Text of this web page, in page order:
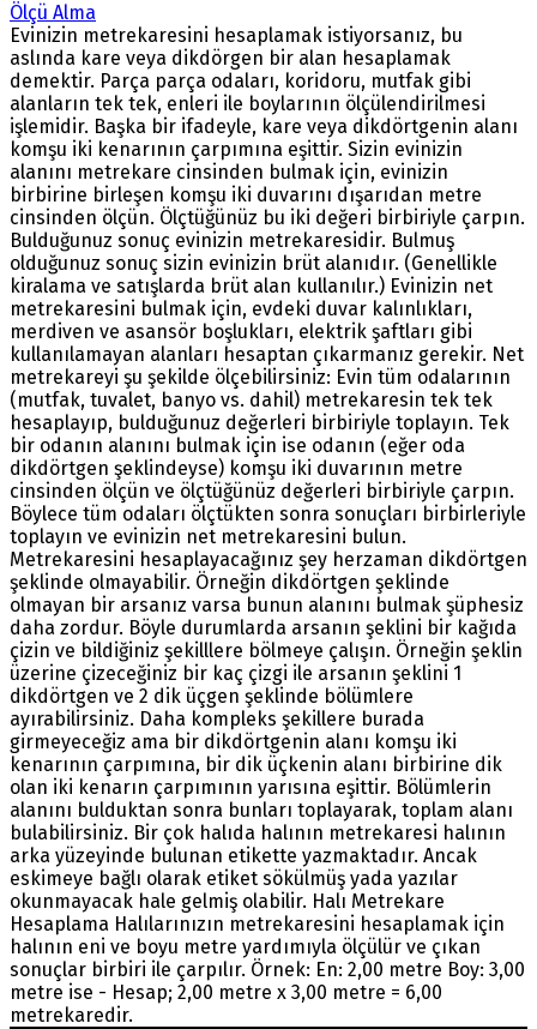
Ölçü Alma
Evinizin metrekaresini hesaplamak istiyorsanız, bu
aslında kare veya dikdörgen bir alan hesaplamak
demektir. Parça parça odaları, koridoru, mutfak gibi
alanların tek tek, enleri ile boylarının ölçülendirilmesi
işlemidir. Başka bir ifadeyle, kare veya dikdörtgenin alanı
komşu iki kenarının çarpımına eşittir. Sizin evinizin
alanını metrekare cinsinden bulmak için, evinizin
birbirine birleşen komşu iki duvarını dışarıdan metre
cinsinden ölçün. Ölçtüğünüz bu iki değeri birbiriyle çarpın.
Bulduğunuz sonuç evinizin metrekaresidir. Bulmuş
olduğunuz sonuç sizin evinizin brüt alanıdır. (Genellikle
kiralama ve satışlarda brüt alan kullanılır.) Evinizin net
metrekaresini bulmak için, evdeki duvar kalınlıkları,
merdiven ve asansör boşlukları, elektrik şaftları gibi
kullanılamayan alanları hesaptan çıkarmanız gerekir. Net
metrekareyi şu şekilde ölçebilirsiniz: Evin tüm odalarının
(mutfak, tuvalet, banyo vs. dahil) metrekaresin tek tek
hesaplayıp, bulduğunuz değerleri birbiriyle toplayın. Tek
bir odanın alanını bulmak için ise odanın (eğer oda
dikdörtgen şeklindeyse) komşu iki duvarının metre
cinsinden ölçün ve ölçtüğünüz değerleri birbiriyle çarpın.
Böylece tüm odaları ölçtükten sonra sonuçları birbirleriyle
toplayın ve evinizin net metrekaresini bulun.
Metrekaresini hesaplayacağınız şey herzaman dikdörtgen
şeklinde olmayabilir. Örneğin dikdörtgen şeklinde
olmayan bir arsanız varsa bunun alanını bulmak şüphesiz
daha zordur. Böyle durumlarda arsanın şeklini bir kağıda
çizin ve bildiğiniz şekilllere bölmeye çalışın. Örneğin şeklin
üzerine çizeceğiniz bir kaç çizgi ile arsanın şeklini 1
dikdörtgen ve 2 dik üçgen şeklinde bölümlere
ayırabilirsiniz. Daha kompleks şekillere burada
girmeyeceğiz ama bir dikdörtgenin alanı komşu iki
kenarının çarpımına, bir dik üçkenin alanı birbirine dik
olan iki kenarın çarpımının yarısına eşittir. Bölümlerin
alanını bulduktan sonra bunları toplayarak, toplam alanı
bulabilirsiniz. Bir çok halıda halının metrekaresi halının
arka yüzeyinde bulunan etikette yazmaktadır. Ancak
eskimeye bağlı olarak etiket sökülmüş yada yazılar
okunmayacak hale gelmiş olabilir. Halı Metrekare
Hesaplama Halılarınızın metrekaresini hesaplamak için
halının eni ve boyu metre yardımıyla ölçülür ve çıkan
sonuçlar birbiri ile çarpılır. Örnek: En: 2,00 metre Boy: 3,00
metre ise - Hesap; 2,00 metre x 3,00 metre = 6,00
metrekaredir.